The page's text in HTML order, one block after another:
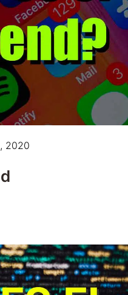
2020